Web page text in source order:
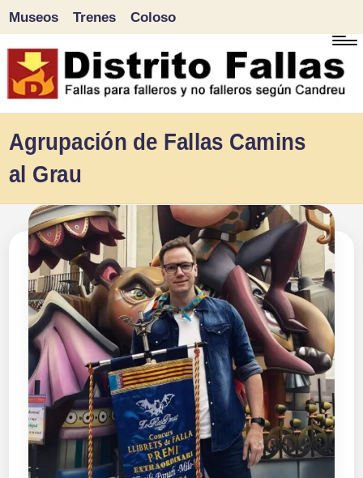
Saltar
al
Museos Trenes Coloso
Agrupación de Fallas Camins
al Grau